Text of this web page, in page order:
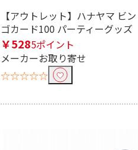
【アウトレット】ハナヤマ ビン
ゴカード100 パーティーグッズ
￥5285ポイント
メーカーお取り寄せ
☆☆☆☆☆